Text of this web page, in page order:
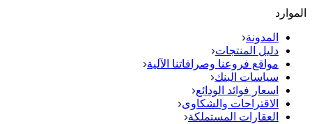
الموارد
المدونة
دليل المنتجات
مواقع فروعنا وصرافاتنا الآلية
سياسات البنك
اسعار فوائد الودائع
الاقتراحات والشكاوى
العقارات المستملكة